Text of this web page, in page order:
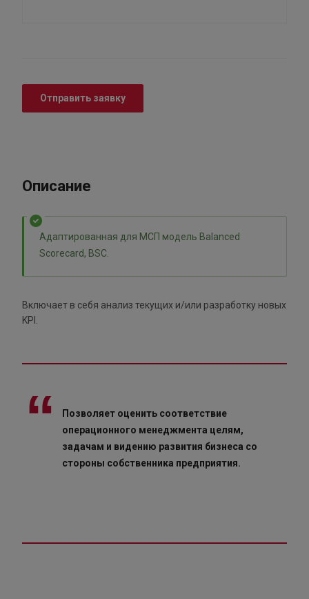
Отправить заявку
Описание
Адаптированная для МСП модель Balanced
Scorecard, BSC.
Включает в себя анализ текущих и/или разработку новых
KPI.
Позволяет оценить соответствие
операционного менеджмента целям,
задачам и видению развития бизнеса со
стороны собственника предприятия.